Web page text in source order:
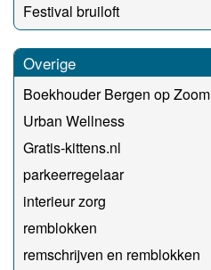
Festival bruiloft
Overige
Boekhouder Bergen op Zoom
Urban Wellness
Gratis-kittens.nl
parkeerregelaar
interieur zorg
remblokken
remschrijven en remblokken